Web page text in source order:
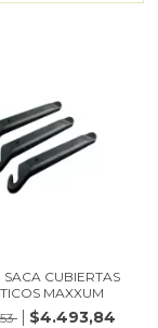
SACA CUBIERTAS
MAXXUM
$4.493,84